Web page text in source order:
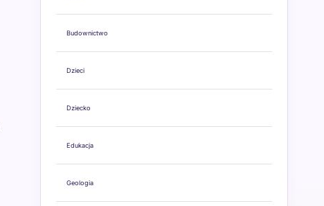
Budownictwo
Dzieci
Dziecko
Edukacja
Geologia